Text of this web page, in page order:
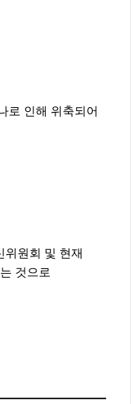
로 인해 위축되어
위원회 및 현재
것으로